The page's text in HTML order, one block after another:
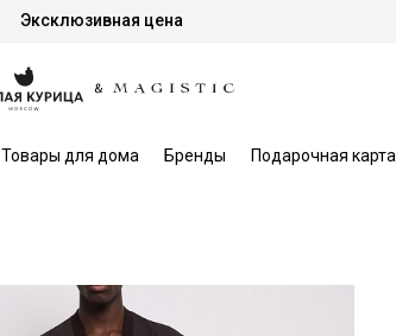
Эксклюзивная цена
Товары для дома Бренды Подарочная карта